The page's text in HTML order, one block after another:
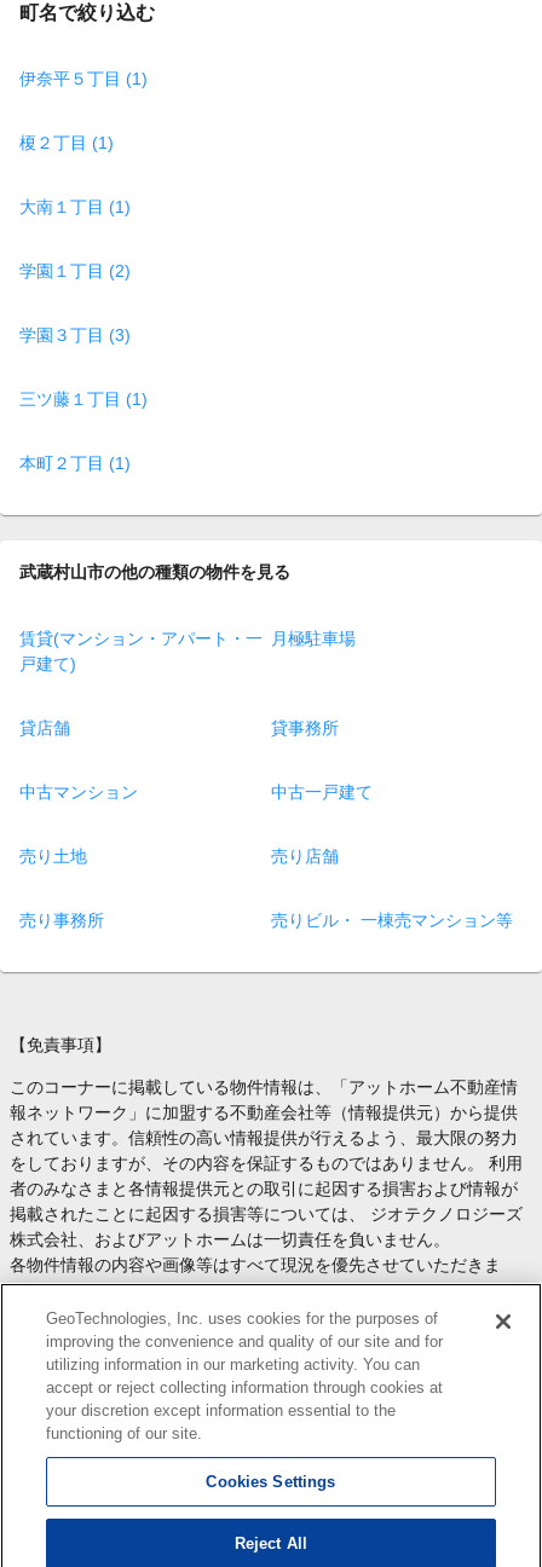
町名で絞り込む
伊奈平５丁目 (1)
榎２丁目 (1)
大南１丁目 (1)
学園１丁目 (2)
学園３丁目 (3)
三ツ藤１丁目 (1)
本町２丁目 (1)
武蔵村山市の他の種類の物件を見る
賃貸(マンション・アパート・一
戸建て)
月極駐車場
貸店舗 貸事務所
中古マンション 中古一戸建て
売り土地 売り店舗
売り事務所 売りビル・ 一棟売マンション等
【免責事項】
このコーナーに掲載している物件情報は、「アットホーム不動産情
報ネットワーク」に加盟する不動産会社等（情報提供元）から提供
されています。信頼性の高い情報提供が行えるよう、最大限の努力
をしておりますが、その内容を保証するものではありません。 利用
者のみなさまと各情報提供元との取引に起因する損害および情報が
掲載されたことに起因する損害等については、 ジオテクノロジーズ
株式会社、およびアットホームは一切責任を負いません。
各物件情報の内容や画像等はすべて現況を優先させていただきま
す。
お取引等（お取引の準備、資金調達等を含みます）の際には、内容
や契約条件等について、 各情報提供元より十分な説明を受け、ご自
身でご確認の上、判断してください。
このコーナーへの物件情報のご掲載、その他不動産業務ソリューシ
ョン等についての不動産会社様のお問合せはこちら
します。
Copyright(c) At Home Co.,Ltd. このサイトに掲載している情報の無断転載を禁止します。著作権
はアットホーム（株）またはその情報提供者に帰属します。
GeoTechnologies, Inc. uses cookies for the purposes of
improving the convenience and quality of our site and for
utilizing information in our marketing activity. You can
accept or reject collecting information through cookies at
your discretion except information essential to the
functioning of our site.
Cookies Settings
Reject All